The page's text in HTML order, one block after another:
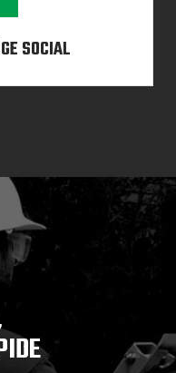
SOCIAL